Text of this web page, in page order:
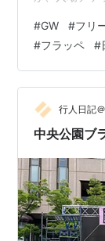
ダーグッズ探
品、本などを
が違うので、
ました。 「
て、 とにか
日は快晴。最
#GW #フリ
#フラッペ #
行人日記
中央公園ブ